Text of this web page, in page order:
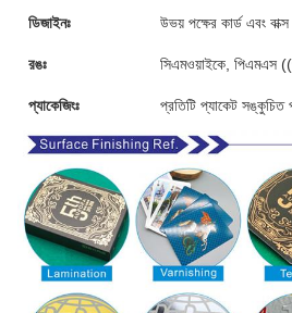
ডিজাইনঃ উভয় পক্ষের কার্ড এবং
রঙঃ সিএমওয়াইকে, পিএমএস
প্যাকেজিংঃ প্রতিটি প্যাকেট